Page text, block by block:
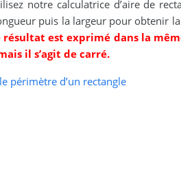
notre calculatrice d’aire de
puis la largeur pour obtenir
est exprimé dans la
il s’agit de carré.
périmètre d’un rectangle